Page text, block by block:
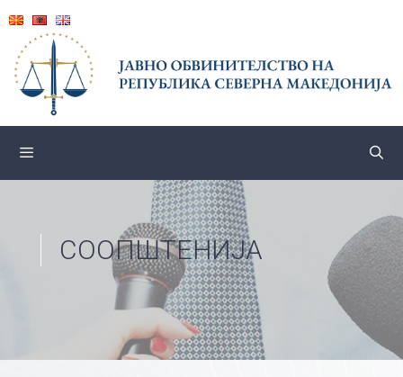
content
СООПШТЕНИЈА